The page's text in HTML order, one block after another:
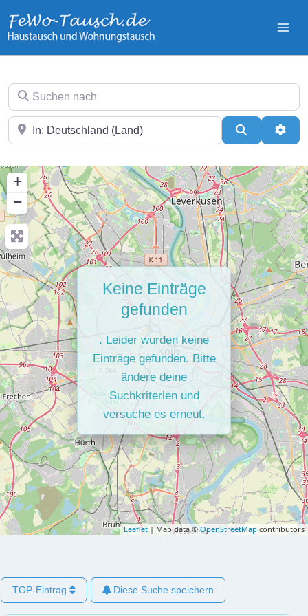
Inhalt
Suchen nach
In der Nähe Suchen
+
−
Leaflet | Map data ©OpenStreetMap contributors
Keine Einträge
gefunden
. Leider wurden keine
Einträge gefunden. Bitte
ändere deine
Suchkriterien und
versuche es erneut.
TOP-Eintrag Diese Suche speichern